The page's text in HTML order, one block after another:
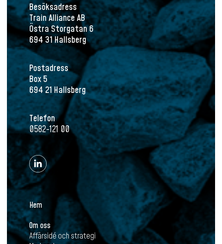
Besöksadress
Train Alliance AB
Östra Storgatan 6
694 31 Hallsberg
Postadress
Box 5
694 21 Hallsberg
Telefon
0582-121 00
Hem
Om oss
Affärsidé och strategi